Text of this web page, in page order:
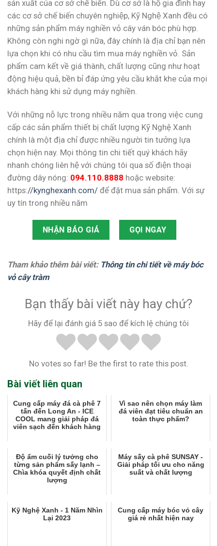
sản xuất của cơ sở chế biến. Dù cơ sở là hộ gia đình hay
các cơ sở chế biến chuyên nghiệp, Kỹ Nghệ Xanh đều có
những sản phẩm máy nghiền vỏ cây ván bóc phù hợp.
Không còn nghi ngờ gì nữa, đây chính là địa chỉ bạn nên
lựa chọn khi có nhu cầu tìm mua máy nghiền vỏ. Sản
phẩm cam kết về giá thành, chất lượng cũng như hoạt
động hiệu quả, bền bỉ đáp ứng yêu cầu khắt khe của mọi
khách hàng khi sử dụng máy nghiền.
Với những nỗ lực trong nhiều năm qua trong việc cung
cấp các sản phẩm thiết bị chất lượng Kỹ Nghệ Xanh
chính là một địa chỉ được nhiều người tin tưởng lựa
chọn hiện nay. Mọi thông tin chi tiết quý khách hãy
nhanh chóng liên hệ với chúng tôi qua số điện thoại
đường dây nóng: 094.110.8888 hoặc website:
https://kynghexanh.com/ để đặt mua sản phẩm. Với sự
uy tín trong nhiều năm
NHẬN BÁO GIÁ GỌI NGAY
Tham khảo thêm bài viết: Thông tin chi tiết về máy bóc
vỏ cây tràm
Bạn thấy bài viết này hay chứ?
Hãy để lại đánh giá 5 sao để kích lệ chúng tôi
No votes so far! Be the first to rate this post.
Bài viết liên quan
Cung cấp máy đá cà phê 7
tấn đến Long An - ICE
COOL mang giải pháp đá
viên sạch đến khách hàng
Vì sao nên chọn máy làm
đá viên đạt tiêu chuẩn an
toàn thực phẩm?
Độ ẩm cuối lý tưởng cho
từng sản phẩm sấy lạnh –
Chìa khóa quyết định chất
lượng
Máy sấy cà phê SUNSAY -
Giải pháp tối ưu cho năng
suất và chất lượng
Kỹ Nghệ Xanh - 1 Năm Nhìn
Lại 2023
Cung cấp máy bóc vỏ cây
giá rẻ nhất hiện nay